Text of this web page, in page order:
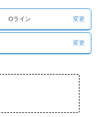
Oライン 変更
変更